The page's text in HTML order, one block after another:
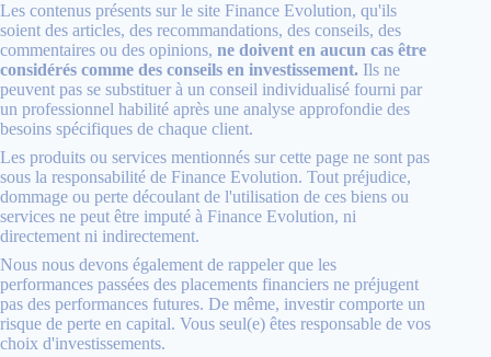
Les contenus présents sur le site Finance Evolution, qu'ils
soient des articles, des recommandations, des conseils, des
commentaires ou des opinions, ne doivent en aucun cas être
considérés comme des conseils en investissement. Ils ne
peuvent pas se substituer à un conseil individualisé fourni par
un professionnel habilité après une analyse approfondie des
besoins spécifiques de chaque client.
Les produits ou services mentionnés sur cette page ne sont pas
sous la responsabilité de Finance Evolution. Tout préjudice,
dommage ou perte découlant de l'utilisation de ces biens ou
services ne peut être imputé à Finance Evolution, ni
directement ni indirectement.
Nous nous devons également de rappeler que les
performances passées des placements financiers ne préjugent
pas des performances futures. De même, investir comporte un
risque de perte en capital. Vous seul(e) êtes responsable de vos
choix d'investissements.